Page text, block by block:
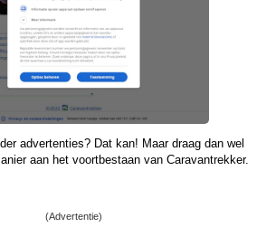
advertenties? Dat kan! Maar draag dan wel
aan het voortbestaan van Caravantrekker.
(Advertentie)